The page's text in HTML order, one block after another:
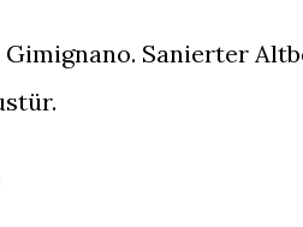
Sanierter